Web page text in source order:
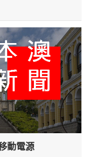
動電源